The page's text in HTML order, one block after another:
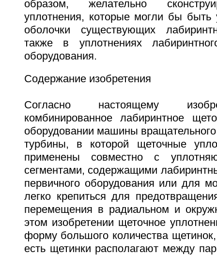
образом, желательно
уплотнения, которые могли бы быть
оболочки существующих
также в уплотнениях
оборудования.
Содержание изобретения
Согласно настоящему
комбинированное лабиринтное
оборудовании машины
турбины, в которой щеточные
применены совместно с
сегментами, содержащими
первичного оборудования или для
легко крепиться для
перемещения в радиальном и
этом изобретении щеточное
форму большого количества
есть щетинки располагают между